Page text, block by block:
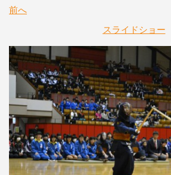
前へ
スライドショー